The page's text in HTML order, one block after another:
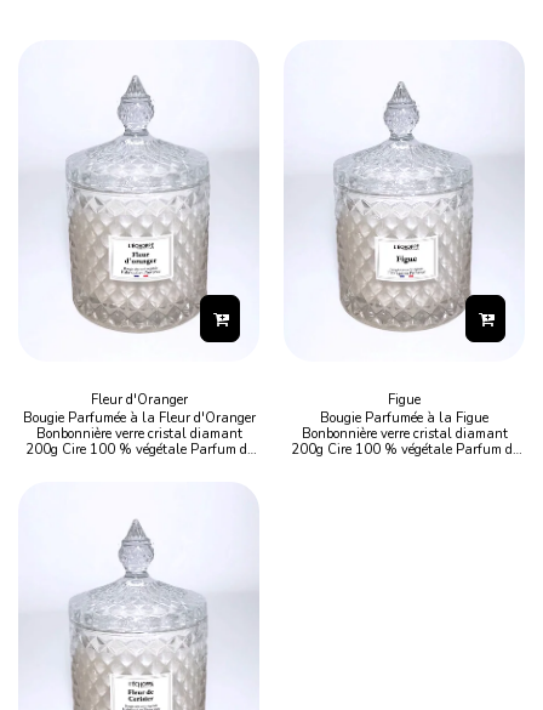
Fleur d'Oranger
Bougie Parfumée à la Fleur d'Oranger
Bonbonnière verre cristal diamant
200g Cire 100 % végétale Parfum de
Figue
Bougie Parfumée à la Figue
Bonbonnière verre cristal diamant
200g Cire 100 % végétale Parfum de